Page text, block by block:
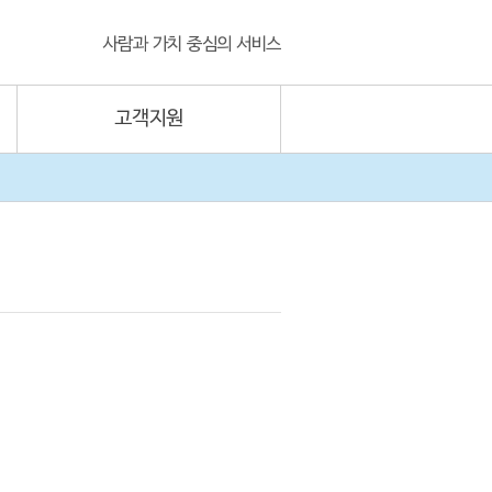
사람과 가치 중심의 서비스
고객지원